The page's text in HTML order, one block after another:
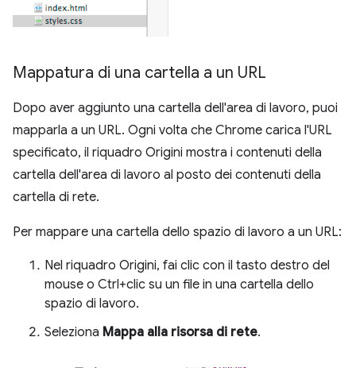
Mappatura di una cartella a un URL
Dopo aver aggiunto una cartella dell'area di lavoro, puoi
mapparla a un URL. Ogni volta che Chrome carica l'URL
specificato, il riquadro Origini mostra i contenuti della
cartella dell'area di lavoro al posto dei contenuti della
cartella di rete.
Per mappare una cartella dello spazio di lavoro a un URL:
Nel riquadro Origini, fai clic con il tasto destro del
mouse o Ctrl+clic su un file in una cartella dello
spazio di lavoro.
Seleziona Mappa alla risorsa di rete.